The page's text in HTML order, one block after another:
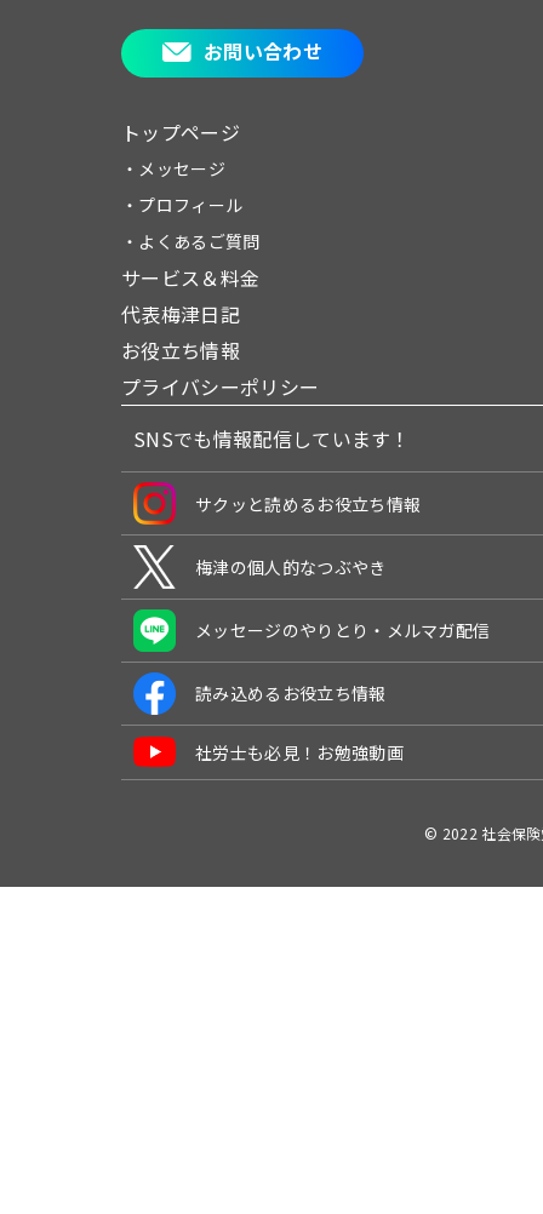
お問い合わせ
トップページ
・メッセージ
・プロフィール
・よくあるご質問
サービス＆料金
代表梅津日記
お役立ち情報
プライバシーポリシー
SNSでも情報配信しています！
サクッと読めるお役立ち情報
梅津の個人的なつぶやき
メッセージのやりとり・メルマガ配信
読み込めるお役立ち情報
社労士も必見！お勉強動画
© 2022 社会保